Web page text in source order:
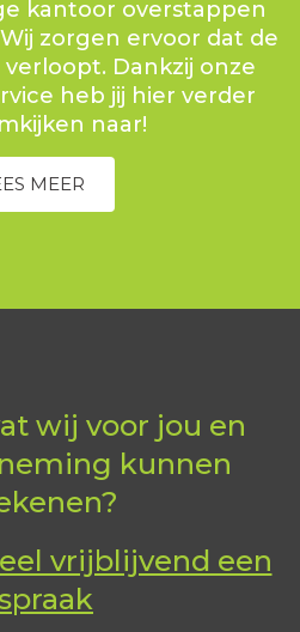
kantoor overstappen
zorgen ervoor dat de
Dankzij onze
heb jij hier verder
naar!
MEER
wij voor jou en
kunnen
vrijblijvend een